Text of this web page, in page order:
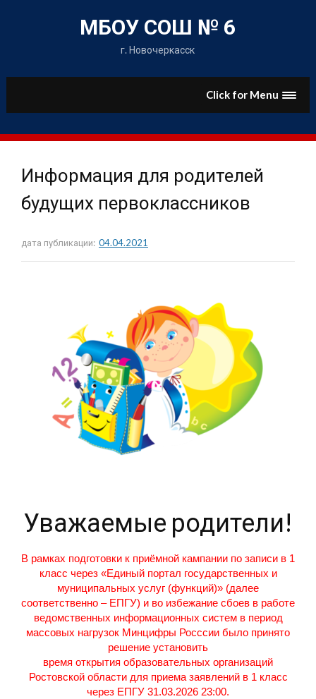
content
МБОУ СОШ № 6
г. Новочеркасск
Click for Menu
Информация для родителей
будущих первоклассников
дата публикации: 04.04.2021
Уважаемые родители!
В рамках подготовки к приёмной кампании по записи в 1
класс через «Единый портал государственных и
муниципальных услуг (функций)» (далее
соответственно – ЕПГУ) и во избежание сбоев в работе
ведомственных информационных систем в период
массовых нагрузок Минцифры Росссии было принято
решение установить
время открытия образовательных организаций
Ростовской области для приема заявлений в 1 класс
через ЕПГУ 31.03.2026 23:00.